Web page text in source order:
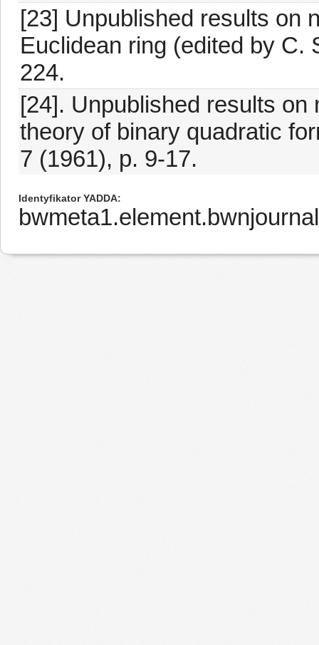
[23] Unpublished results on
Euclidean ring (edited by C.
224.
[24]. Unpublished results
theory of binary quadratic
7 (1961), p. 9-17.
Identyfikator YADDA